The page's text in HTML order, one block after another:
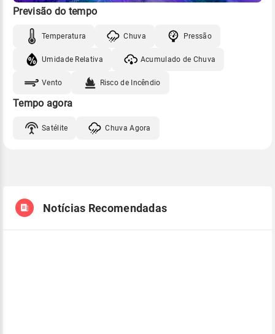
Previsão do tempo
Temperatura Chuva Pressão
Umidade Relativa Acumulado de Chuva
Vento Risco de Incêndio
Tempo agora
Satélite Chuva Agora
Notícias Recomendadas